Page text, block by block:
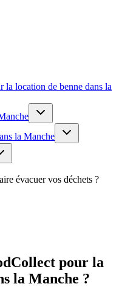
location de benne dans la
la Manche
évacuer vos déchets ?
pour la
la Manche ?